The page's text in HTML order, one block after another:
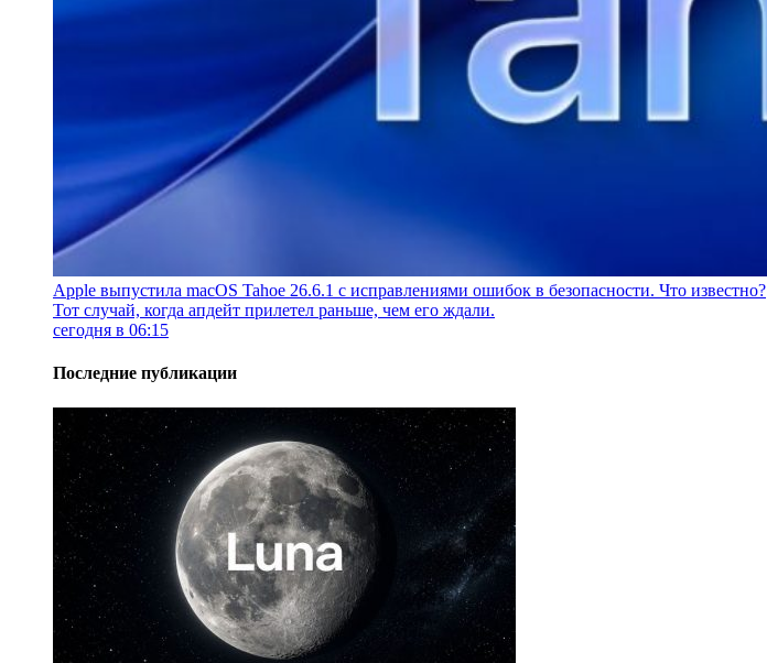
Apple выпустила macOS Tahoe 26.6.1 с исправлениями ошибок в безопасности. Что известно?
Тот случай, когда апдейт прилетел раньше, чем его ждали.
сегодня в 06:15
Последние публикации